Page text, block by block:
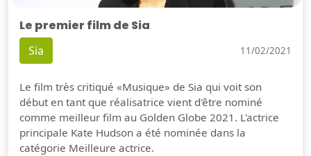
Le premier film de Sia
Sia 11/02/2021
Le film très critiqué «Musique» de Sia qui voit son
début en tant que réalisatrice vient d'être nominé
comme meilleur film au Golden Globe 2021. L'actrice
principale Kate Hudson a été nominée dans la
catégorie Meilleure actrice.